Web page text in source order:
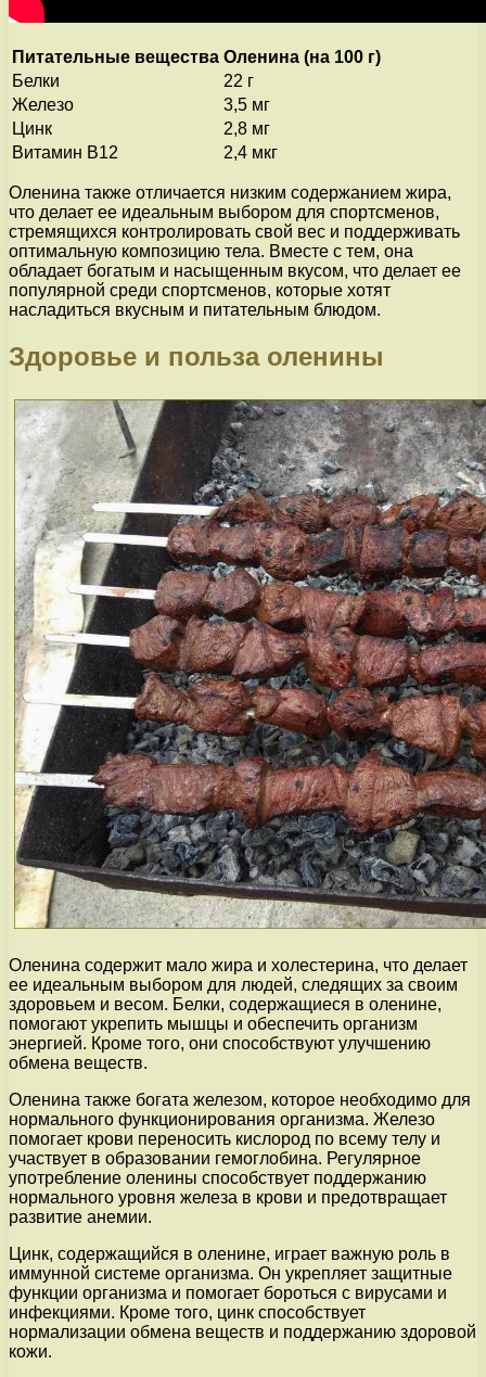
Питательные вещества Оленина (на 100 г)
Белки
22 г
Железо
3,5 мг
Цинк
2,8 мг
Витамин В12
2,4 мкг
Оленина также отличается низким содержанием жира,
что делает ее идеальным выбором для спортсменов,
стремящихся контролировать свой вес и поддерживать
оптимальную композицию тела. Вместе с тем, она
обладает богатым и насыщенным вкусом, что делает ее
популярной среди спортсменов, которые хотят
насладиться вкусным и питательным блюдом.
Здоровье и польза оленины
Оленина содержит мало жира и холестерина, что делает
ее идеальным выбором для людей, следящих за своим
здоровьем и весом. Белки, содержащиеся в оленине,
помогают укрепить мышцы и обеспечить организм
энергией. Кроме того, они способствуют улучшению
обмена веществ.
Оленина также богата железом, которое необходимо для
нормального функционирования организма. Железо
помогает крови переносить кислород по всему телу и
участвует в образовании гемоглобина. Регулярное
употребление оленины способствует поддержанию
нормального уровня железа в крови и предотвращает
развитие анемии.
Цинк, содержащийся в оленине, играет важную роль в
иммунной системе организма. Он укрепляет защитные
функции организма и помогает бороться с вирусами и
инфекциями. Кроме того, цинк способствует
нормализации обмена веществ и поддержанию здоровой
кожи.